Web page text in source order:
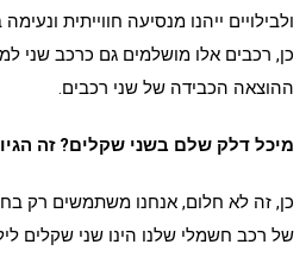
ולבילויים ייהנו מנסיעה חווייתית
כן, רכבים אלו מושלמים גם כרכב שני
ההוצאה הכבידה של שני רכבים.
מיכל דלק שלם בשני שקלים? זה
כן, זה לא חלום, אנחנו משתמשים רק
של רכב חשמלי שלנו הינו שני שקלים